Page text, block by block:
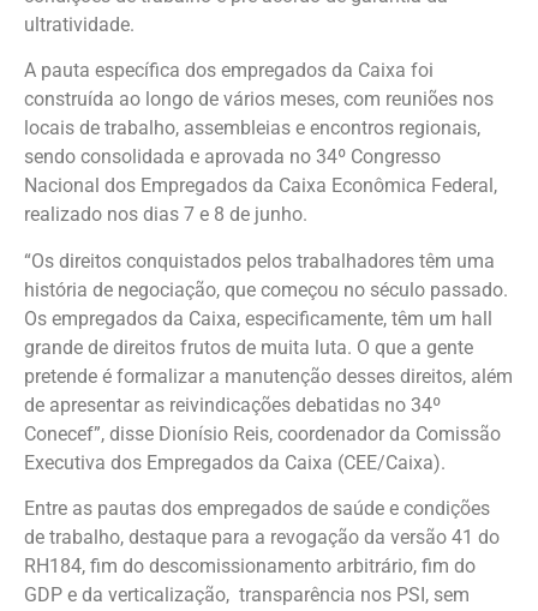
ultratividade.
A pauta específica dos empregados da Caixa foi
construída ao longo de vários meses, com reuniões nos
locais de trabalho, assembleias e encontros regionais,
sendo consolidada e aprovada no 34º Congresso
Nacional dos Empregados da Caixa Econômica Federal,
realizado nos dias 7 e 8 de junho.
“Os direitos conquistados pelos trabalhadores têm uma
história de negociação, que começou no século passado.
Os empregados da Caixa, especificamente, têm um hall
grande de direitos frutos de muita luta. O que a gente
pretende é formalizar a manutenção desses direitos, além
de apresentar as reivindicações debatidas no 34º
Conecef”, disse Dionísio Reis, coordenador da Comissão
Executiva dos Empregados da Caixa (CEE/Caixa).
Entre as pautas dos empregados de saúde e condições
de trabalho, destaque para a revogação da versão 41 do
RH184, fim do descomissionamento arbitrário, fim do
GDP e da verticalização, transparência nos PSI, sem